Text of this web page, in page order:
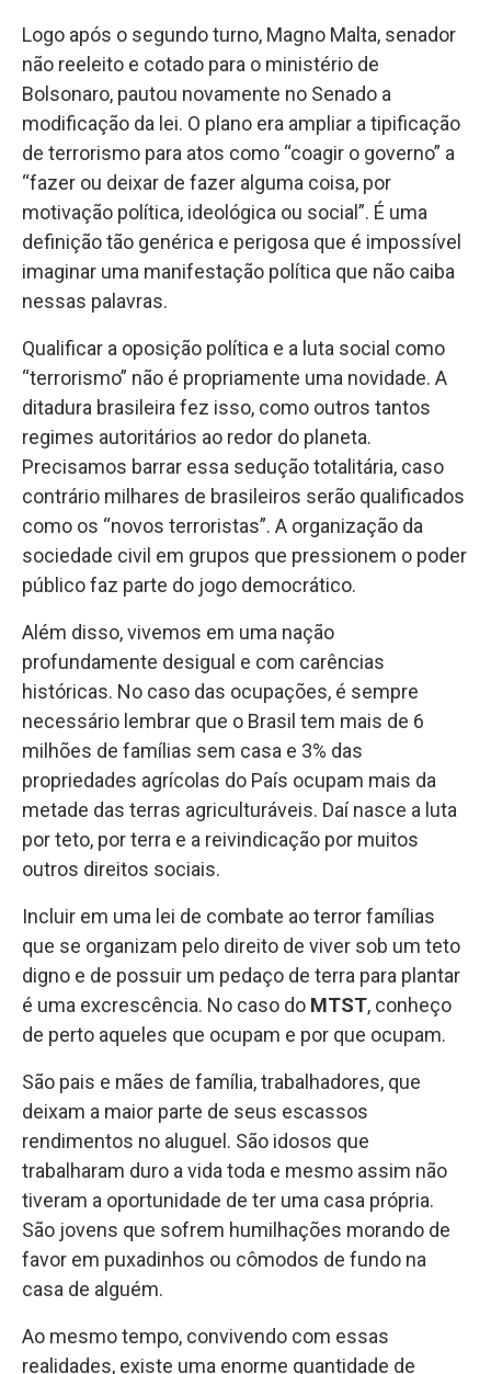
Logo após o segundo turno, Magno Malta, senador
não reeleito e cotado para o ministério de
Bolsonaro, pautou novamente no Senado a
modificação da lei. O plano era ampliar a tipificação
de terrorismo para atos como “coagir o governo” a
“fazer ou deixar de fazer alguma coisa, por
motivação política, ideológica ou social”. É uma
definição tão genérica e perigosa que é impossível
imaginar uma manifestação política que não caiba
nessas palavras.
Qualificar a oposição política e a luta social como
“terrorismo” não é propriamente uma novidade. A
ditadura brasileira fez isso, como outros tantos
regimes autoritários ao redor do planeta.
Precisamos barrar essa sedução totalitária, caso
contrário milhares de brasileiros serão qualificados
como os “novos terroristas”. A organização da
sociedade civil em grupos que pressionem o poder
público faz parte do jogo democrático.
Além disso, vivemos em uma nação
profundamente desigual e com carências
históricas. No caso das ocupações, é sempre
necessário lembrar que o Brasil tem mais de 6
milhões de famílias sem casa e 3% das
propriedades agrícolas do País ocupam mais da
metade das terras agriculturáveis. Daí nasce a luta
por teto, por terra e a reivindicação por muitos
outros direitos sociais.
Incluir em uma lei de combate ao terror famílias
que se organizam pelo direito de viver sob um teto
digno e de possuir um pedaço de terra para plantar
é uma excrescência. No caso do MTST, conheço
de perto aqueles que ocupam e por que ocupam.
São pais e mães de família, trabalhadores, que
deixam a maior parte de seus escassos
rendimentos no aluguel. São idosos que
trabalharam duro a vida toda e mesmo assim não
tiveram a oportunidade de ter uma casa própria.
São jovens que sofrem humilhações morando de
favor em puxadinhos ou cômodos de fundo na
casa de alguém.
Ao mesmo tempo, convivendo com essas
realidades, existe uma enorme quantidade de